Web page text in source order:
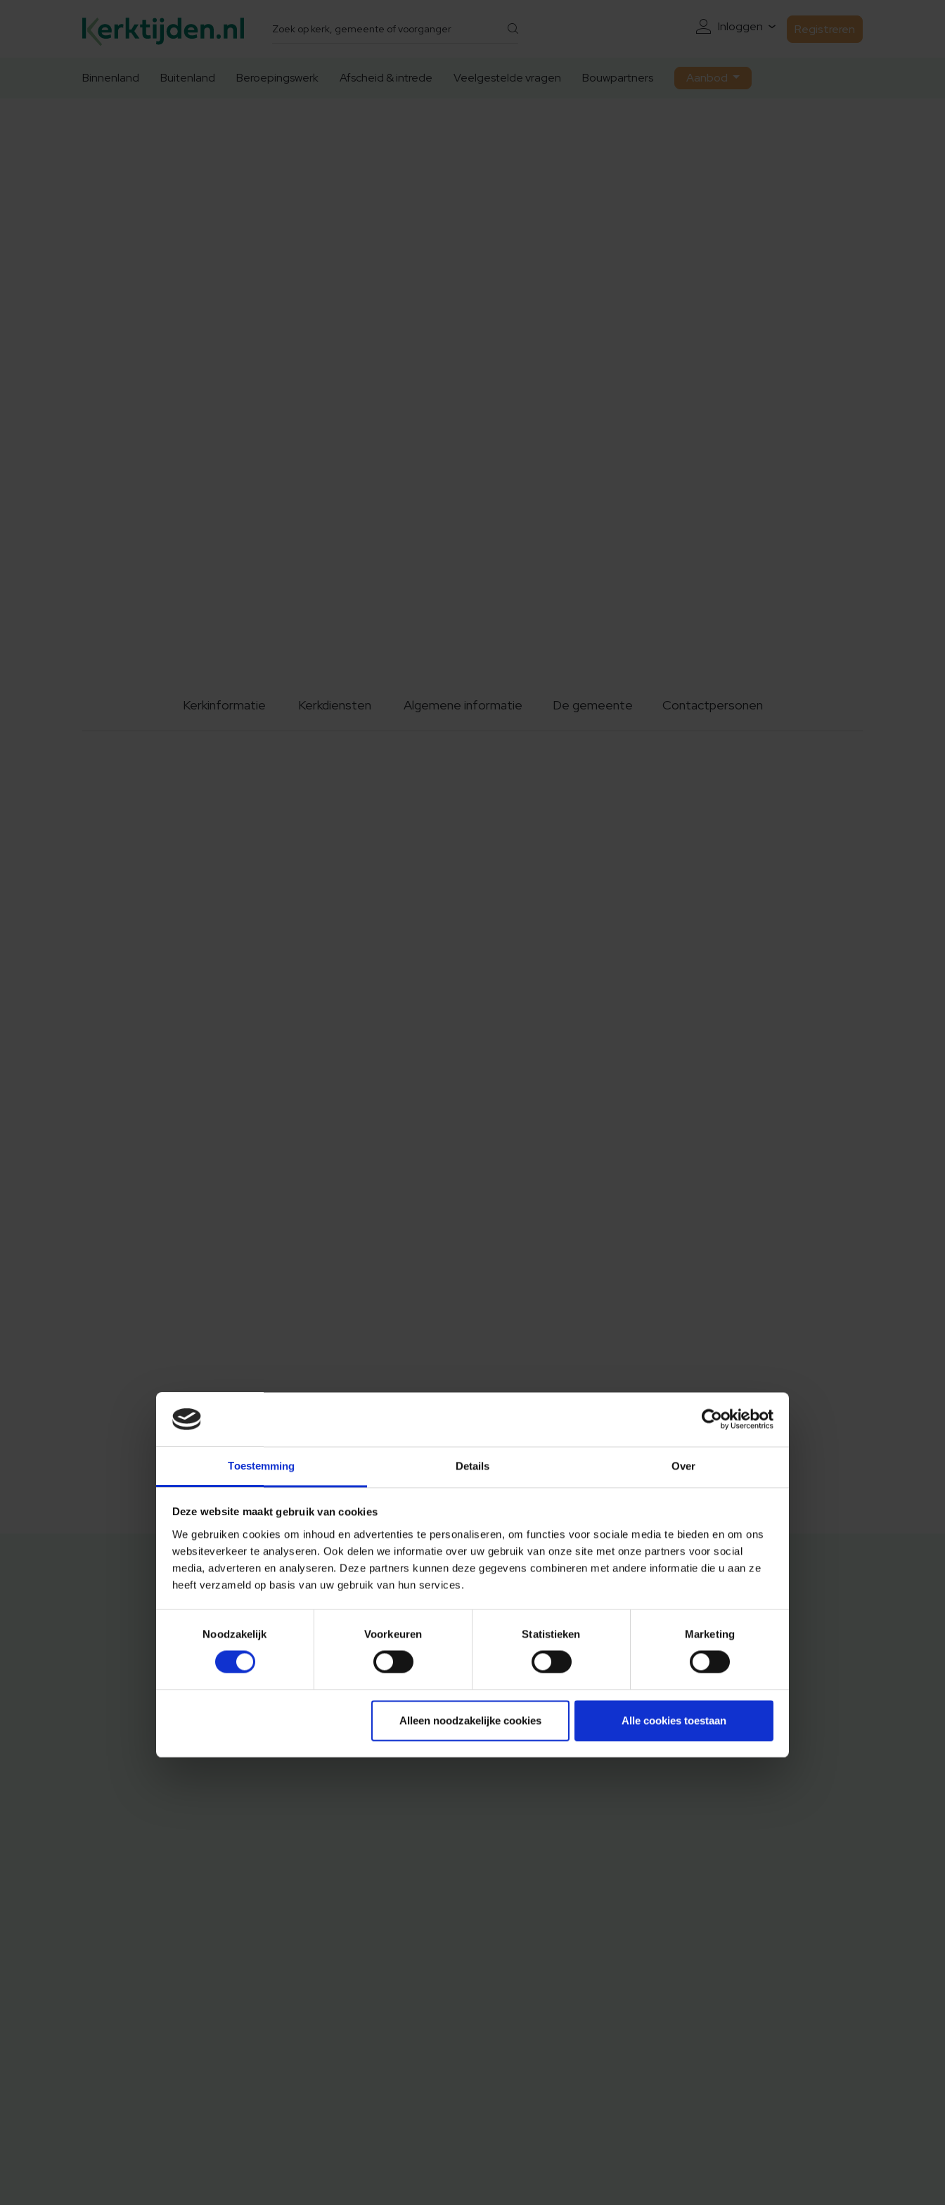
Toestemming Details Over
Deze website maakt gebruik van cookies
We gebruiken cookies om inhoud en advertenties te personaliseren, om functies voor sociale media te bieden en om ons
websiteverkeer te analyseren. Ook delen we informatie over uw gebruik van onze site met onze partners voor social
media, adverteren en analyseren. Deze partners kunnen deze gegevens combineren met andere informatie die u aan ze
heeft verzameld op basis van uw gebruik van hun services.
Noodzakelijk
Voorkeuren Statistieken Marketing
Alleen noodzakelijke cookies Alle cookies toestaan
Zoeken Inloggen Registreren
Binnenland Buitenland Beroepingswerk Afscheid & intrede Veelgestelde vragen Bouwpartners Aanbod
Kerkinformatie Kerkdiensten Algemene informatie De gemeente Contactpersonen